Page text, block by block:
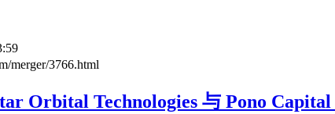
merger/3766.html
Orbital Technologies 与 Pono